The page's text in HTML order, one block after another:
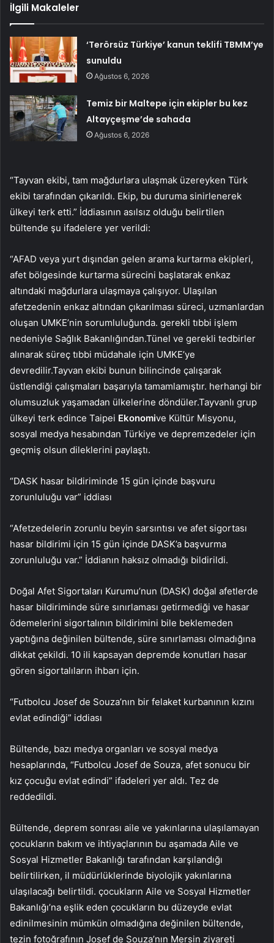
İlgili Makaleler
‘Terörsüz Türkiye’ kanun teklifi TBMM’ye
sunuldu
Ağustos 6, 2026
Temiz bir Maltepe için ekipler bu kez
Altayçeşme’de sahada
Ağustos 6, 2026
“Tayvan ekibi, tam mağdurlara ulaşmak üzereyken Türk
ekibi tarafından çıkarıldı. Ekip, bu duruma sinirlenerek
ülkeyi terk etti.” İddiasının asılsız olduğu belirtilen
bültende şu ifadelere yer verildi:
“AFAD veya yurt dışından gelen arama kurtarma ekipleri,
afet bölgesinde kurtarma sürecini başlatarak enkaz
altındaki mağdurlara ulaşmaya çalışıyor. Ulaşılan
afetzedenin enkaz altından çıkarılması süreci, uzmanlardan
oluşan UMKE’nin sorumluluğunda. gerekli tıbbi işlem
nedeniyle Sağlık Bakanlığından.Tünel ve gerekli tedbirler
alınarak süreç tıbbi müdahale için UMKE’ye
devredilir.Tayvan ekibi bunun bilincinde çalışarak
üstlendiği çalışmaları başarıyla tamamlamıştır. herhangi bir
olumsuzluk yaşamadan ülkelerine döndüler.Tayvanlı grup
ülkeyi terk edince Taipei Ekonomive Kültür Misyonu,
sosyal medya hesabından Türkiye ve depremzedeler için
geçmiş olsun dileklerini paylaştı.
“DASK hasar bildiriminde 15 gün içinde başvuru
zorunluluğu var” iddiası
“Afetzedelerin zorunlu beyin sarsıntısı ve afet sigortası
hasar bildirimi için 15 gün içinde DASK’a başvurma
zorunluluğu var.” İddianın haksız olmadığı bildirildi.
Doğal Afet Sigortaları Kurumu’nun (DASK) doğal afetlerde
hasar bildiriminde süre sınırlaması getirmediği ve hasar
ödemelerini sigortalının bildirimini bile beklemeden
yaptığına değinilen bültende, süre sınırlaması olmadığına
dikkat çekildi. 10 ili kapsayan depremde konutları hasar
gören sigortalıların ihbarı için.
“Futbolcu Josef de Souza’nın bir felaket kurbanının kızını
evlat edindiği” iddiası
Bültende, bazı medya organları ve sosyal medya
hesaplarında, “Futbolcu Josef de Souza, afet sonucu bir
kız çocuğu evlat edindi” ifadeleri yer aldı. Tez de
reddedildi.
Bültende, deprem sonrası aile ve yakınlarına ulaşılamayan
çocukların bakım ve ihtiyaçlarının bu aşamada Aile ve
Sosyal Hizmetler Bakanlığı tarafından karşılandığı
belirtilirken, il müdürlüklerinde biyolojik yakınlarına
ulaşılacağı belirtildi. çocukların Aile ve Sosyal Hizmetler
Bakanlığı’na eşlik eden çocukların bu düzeyde evlat
edinilmesinin mümkün olmadığına değinilen bültende,
tezin fotoğrafının Josef de Souza’nın Mersin ziyareti